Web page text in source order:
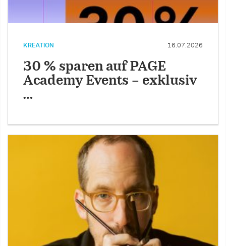
KREATION 16.07.2026
30 % sparen auf PAGE
Academy Events – exklusiv
…